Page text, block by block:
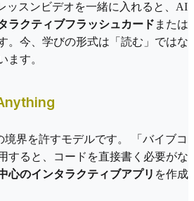
ッスンビデオを一緒に入れると、AI
ラクティブフラッシュカード または
。今、学びの形式は「読む」ではな
ます。
境界を許すモデルです。 「バイブコ
すると、コードを直接書く必要がな
心のインタラクティブアプリ を作成